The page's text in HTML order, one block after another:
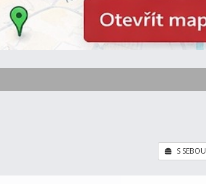
S SEBOU